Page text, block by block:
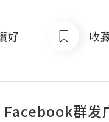
好 收
Facebook群发